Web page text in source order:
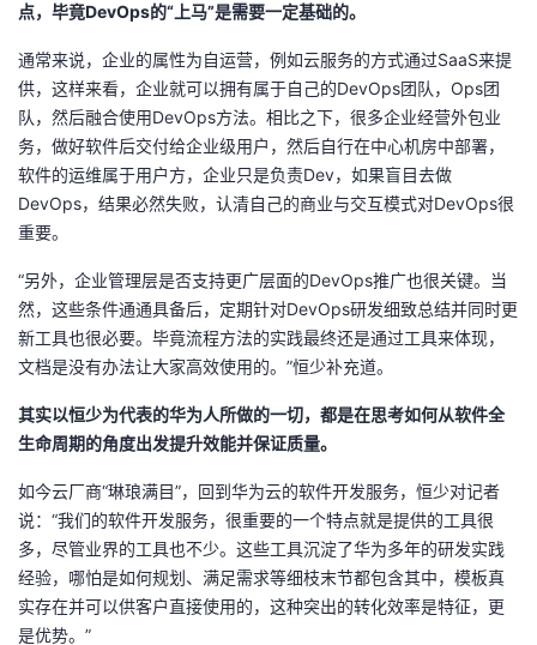
点，毕竟DevOps的“上马”是需要一定基础的。
通常来说，企业的属性为自运营，例如云服务的方式通过SaaS来提
供，这样来看，企业就可以拥有属于自己的DevOps团队，Ops团
队，然后融合使用DevOps方法。相比之下，很多企业经营外包业
务，做好软件后交付给企业级用户，然后自行在中心机房中部署，
软件的运维属于用户方，企业只是负责Dev，如果盲目去做
DevOps，结果必然失败，认清自己的商业与交互模式对DevOps很
重要。
“另外，企业管理层是否支持更广层面的DevOps推广也很关键。当
然，这些条件通通具备后，定期针对DevOps研发细致总结并同时更
新工具也很必要。毕竟流程方法的实践最终还是通过工具来体现，
文档是没有办法让大家高效使用的。”恒少补充道。
其实以恒少为代表的华为人所做的一切，都是在思考如何从软件全
生命周期的角度出发提升效能并保证质量。
如今云厂商“琳琅满目”，回到华为云的软件开发服务，恒少对记者
说：“我们的软件开发服务，很重要的一个特点就是提供的工具很
多，尽管业界的工具也不少。这些工具沉淀了华为多年的研发实践
经验，哪怕是如何规划、满足需求等细枝末节都包含其中，模板真
实存在并可以供客户直接使用的，这种突出的转化效率是特征，更
是优势。”